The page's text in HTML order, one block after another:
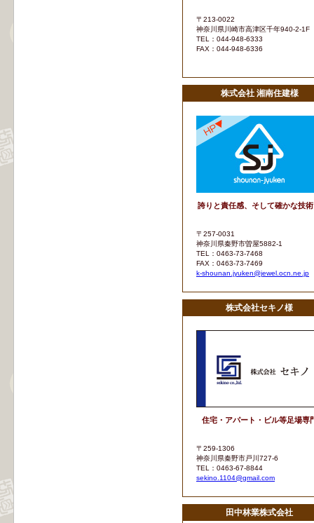
〒213-0022
神奈川県川崎市高津区千年940-2-1F
TEL：044-948-6333
FAX：044-948-6336
株式会社 湘南住建様
誇りと責任感、そして確かな技
〒257-0031
神奈川県秦野市曽屋5882-1
TEL：0463-73-7468
FAX：0463-73-7469
k-shounan.jyuken@jewel.ocn.ne.jp
株式会社セキノ様
住宅・アパート・ビル等足場専
〒259-1306
神奈川県秦野市戸川727-6
TEL：0463-67-8844
sekino.1104@gmail.com
田中林業株式会社